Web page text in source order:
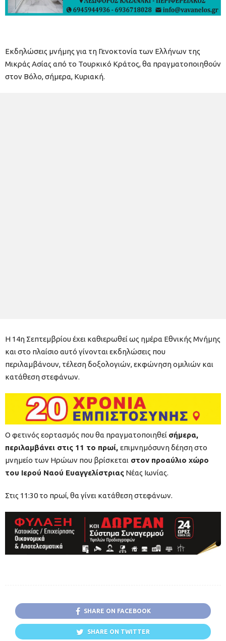
Εκδηλώσεις μνήμης για τη Γενοκτονία των Ελλήνων της
Μικράς Ασίας από το Τουρκικό Κράτος, θα πραγματοποιηθούν
στον Βόλο, σήμερα, Κυριακή.
Η 14η Σεπτεμβρίου έχει καθιερωθεί ως ημέρα Εθνικής Μνήμης
και στο πλαίσιο αυτό γίνονται εκδηλώσεις που
περιλαμβάνουν, τέλεση δοξολογιών, εκφώνηση ομιλιών και
κατάθεση στεφάνων.
Ο φετινός εορτασμός που θα πραγματοποιηθεί σήμερα,
περιλαμβάνει στις 11 το πρωί, επιμνημόσυνη δέηση στο
μνημείο των Ηρώων που βρίσκεται στον προαύλιο χώρο
του Ιερού Ναού Ευαγγελίστριας Νέας Ιωνίας.
Στις 11:30 το πρωί, θα γίνει κατάθεση στεφάνων.
SHARE ON FACEBOOK
SHARE ON TWITTER